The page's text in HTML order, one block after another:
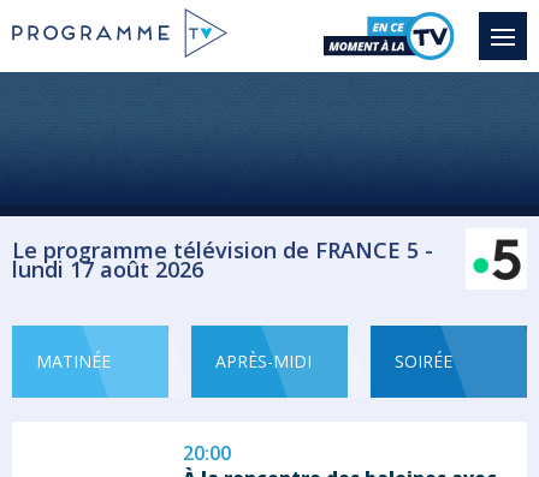
Le programme télévision de FRANCE 5 -
lundi 17 août 2026
MATINÉE APRÈS-MIDI SOIRÉE
Magazine Actualité
17:40
C dans l'air
19:00
Au sommaire : «Rencontre : Akira Inumaru,...
Magazine Jardinage
20:00